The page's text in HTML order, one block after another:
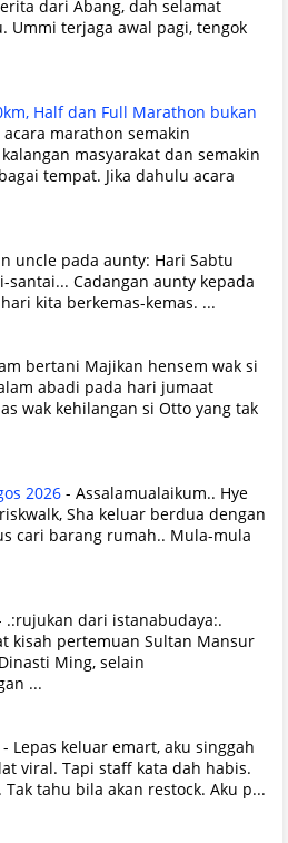
dari Abang, dah selamat
Ummi terjaga awal pagi, tengok
Half dan Full Marathon bukan
acara marathon semakin
masyarakat dan semakin
tempat. Jika dahulu acara
uncle pada aunty: Hari Sabtu
Cadangan aunty kepada
kita berkemas-kemas. ...
bertani Majikan hensem wak si
abadi pada hari jumaat
wak kehilangan si Otto yang tak
2026 - Assalamualaikum.. Hye
Sha keluar berdua dengan
cari barang rumah.. Mula-mula
.:rujukan dari istanabudaya:.
kisah pertemuan Sultan Mansur
Ming, selain
...
- Lepas keluar emart, aku singgah
viral. Tapi staff kata dah habis.
tahu bila akan restock. Aku p...